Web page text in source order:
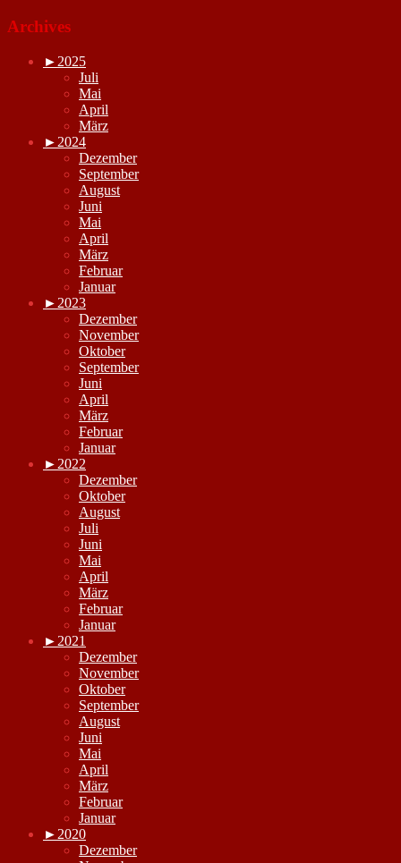
Archives
► 2025
Juli
Mai
April
März
► 2024
Dezember
September
August
Juni
Mai
April
März
Februar
Januar
► 2023
Dezember
November
Oktober
September
Juni
April
März
Februar
Januar
► 2022
Dezember
Oktober
August
Juli
Juni
Mai
April
März
Februar
Januar
► 2021
Dezember
November
Oktober
September
August
Juni
Mai
April
März
Februar
Januar
► 2020
Dezember